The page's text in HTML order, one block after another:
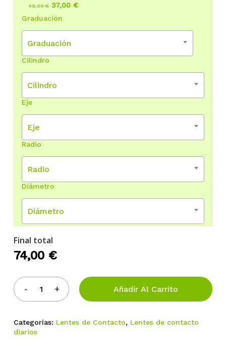
45,00 € 37,00 €
Graduación
Graduación
Cilindro
Cilindro
Eje
Eje
Radio
Radio
Diámetro
Diámetro
Final total
74,00 €
Añadir Al Carrito
Categorías: Lentes de Contacto, Lentes de contacto
diarios